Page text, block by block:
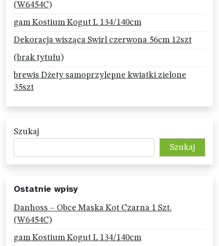
(W6454C)
gam Kostium Kogut L 134/140cm
Dekoracja wisząca Swirl czerwona 56cm 12szt
(brak tytułu)
brewis Dżety samoprzylepne kwiatki zielone
35szt
Szukaj
Szukaj
Ostatnie wpisy
Danhoss – Obce Maska Kot Czarna 1 Szt.
(W6454C)
gam Kostium Kogut L 134/140cm